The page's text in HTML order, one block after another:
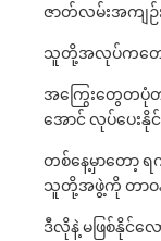
ဇာတ်လမ်းအကျဉ်
သူတို့အလုပ်ကတော့
အကြွေးတွေတပုံတ
အောင် လုပ်ပေးနို
တစ်နေ့မှာတော့
သူတို့အဖွဲ့ကို တာဝ
ဒီလိုနဲ့ မဖြစ်နိုင်